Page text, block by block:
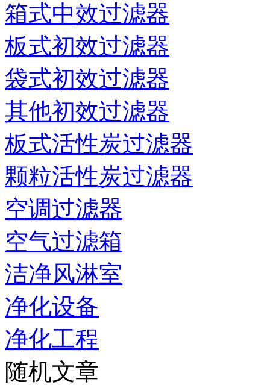
箱式中效过滤器
板式初效过滤器
袋式初效过滤器
其他初效过滤器
板式活性炭过滤器
颗粒活性炭过滤器
空调过滤器
空气过滤箱
洁净风淋室
净化设备
净化工程
随机文章